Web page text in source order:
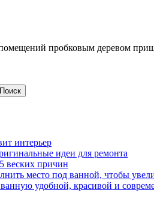
пробковым деревом
Поиск
интерьер
идеи для ремонта
веских причин
место под ванной, чтобы
удобной, красивой и